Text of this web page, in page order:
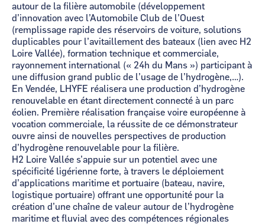
autour de la filière automobile (développement
d’innovation avec l’Automobile Club de l’Ouest
(remplissage rapide des réservoirs de voiture, solutions
duplicables pour l’avitaillement des bateaux (lien avec H2
Loire Vallée), formation technique et commerciale,
rayonnement international (« 24h du Mans ») participant à
une diffusion grand public de l’usage de l’hydrogène,…).
En Vendée, LHYFE réalisera une production d’hydrogène
renouvelable en étant directement connecté à un parc
éolien. Première réalisation française voire européenne à
vocation commerciale, la réussite de ce démonstrateur
ouvre ainsi de nouvelles perspectives de production
d’hydrogène renouvelable pour la filière.
H2 Loire Vallée s’appuie sur un potentiel avec une
spécificité ligérienne forte, à travers le déploiement
d’applications maritime et portuaire (bateau, navire,
logistique portuaire) offrant une opportunité pour la
création d’une chaîne de valeur autour de l’hydrogène
maritime et fluvial avec des compétences régionales